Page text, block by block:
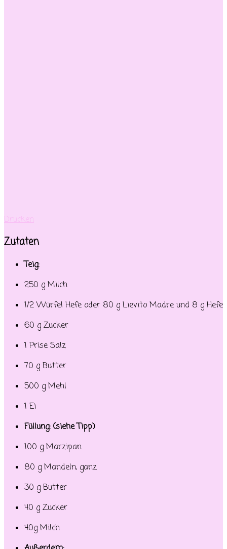
Drucken
Zutaten
Teig:
250 g Milch
1/2 Würfel Hefe oder 80 g Lievito Madre und 8 g Hefe
60 g Zucker
1 Prise Salz
70 g Butter
500 g Mehl
1 Ei
Füllung: (siehe Tipp)
100 g Marzipan
80 g Mandeln, ganz
30 g Butter
40 g Zucker
40g Milch